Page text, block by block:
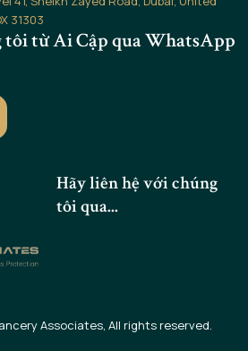
31303
tôi từ Ai Cập qua WhatsApp
Hãy liên hệ với chúng
tôi qua...
Associates, All rights reserved.